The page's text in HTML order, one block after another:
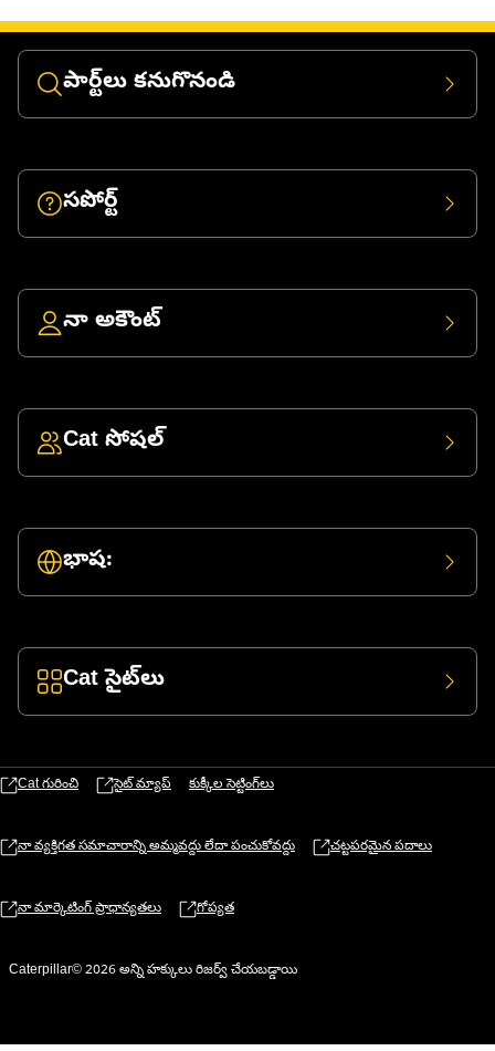
పార్ట్‌లు కనుగొనండి
సపోర్ట్
నా అకౌంట్
Cat సోషల్
భాష:
Cat సైట్‌లు
Cat గురించి సైట్ మ్యాప్ కుక్కీల సెట్టింగ్‌లు
నా వ్యక్తిగత సమాచారాన్ని అమ్మవద్దు లేదా పంచుకోవద్దు చట్టపరమైన పదాలు
నా మార్కెటింగ్ ప్రాధాన్యతలు గోప్యత
Caterpillar© 2026 అన్ని హక్కులు రిజర్వ్ చేయబడ్డాయి